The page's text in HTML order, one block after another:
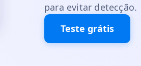
para evitar detecção.
Teste grátis